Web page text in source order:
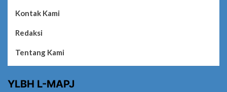
Kontak Kami
Redaksi
Tentang Kami
YLBH L-MAPJ